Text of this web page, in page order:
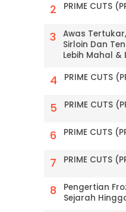
PRIME CUTS
Awas
Sirloin Dan
Lebih Mahal &
PRIME CUTS
PRIME CUTS
PRIME CUTS
PRIME CUTS
Pengertian
Sejarah